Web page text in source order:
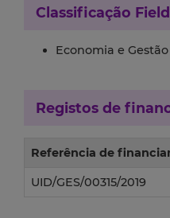
Classificação
Economia e Gestão
Registos de
Referência de
UID/GES/00315/2019